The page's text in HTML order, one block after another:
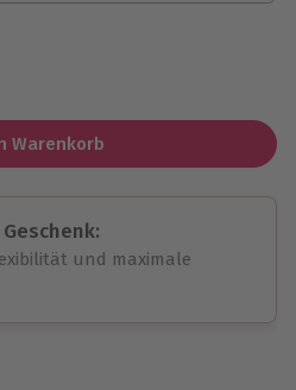
Warenkorb
und maximale